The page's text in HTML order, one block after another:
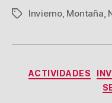
Etiquetas
Invierno, Montaña,
ACTIVIDADES